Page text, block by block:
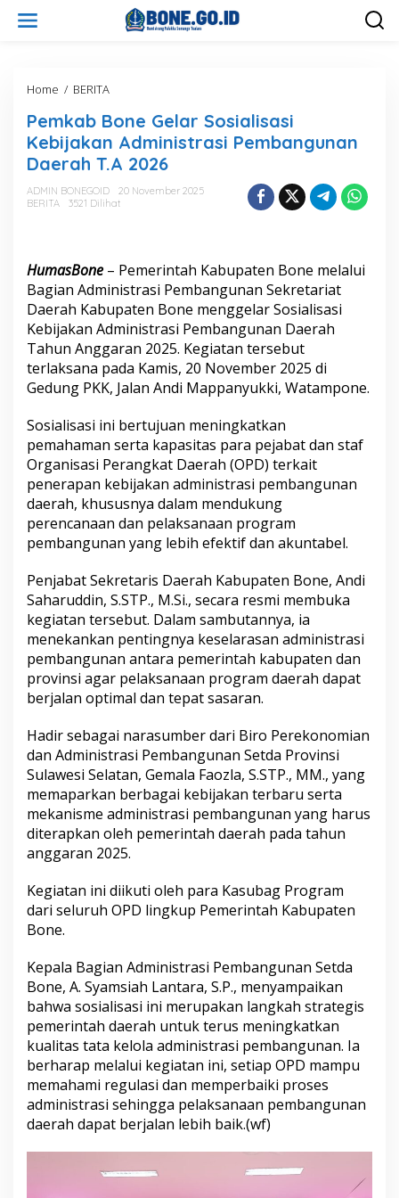
Home / BERITA
m
k
a
b
o
a
r
S
o
s
i
a
i
s
a
s
i
K
e
b
a
k
a
n
d
m
i
i
s
t
r
a
s
i
P
e
b
a
n
a
n
D
a
e
r
a
h
T
.
A
0
Pemkab Bone Gelar Sosialisasi
Kebijakan Administrasi Pembangunan
Daerah T.A 2026
ADMIN BONEGOID
20 November 2025
BERITA
3521 Dilihat
HumasBone – Pemerintah Kabupaten Bone melalui
Bagian Administrasi Pembangunan Sekretariat
Daerah Kabupaten Bone menggelar Sosialisasi
Kebijakan Administrasi Pembangunan Daerah
Tahun Anggaran 2025. Kegiatan tersebut
terlaksana pada Kamis, 20 November 2025 di
Gedung PKK, Jalan Andi Mappanyukki, Watampone.
Sosialisasi ini bertujuan meningkatkan
pemahaman serta kapasitas para pejabat dan staf
Organisasi Perangkat Daerah (OPD) terkait
penerapan kebijakan administrasi pembangunan
daerah, khususnya dalam mendukung
perencanaan dan pelaksanaan program
pembangunan yang lebih efektif dan akuntabel.
Penjabat Sekretaris Daerah Kabupaten Bone, Andi
Saharuddin, S.STP., M.Si., secara resmi membuka
kegiatan tersebut. Dalam sambutannya, ia
menekankan pentingnya keselarasan administrasi
pembangunan antara pemerintah kabupaten dan
provinsi agar pelaksanaan program daerah dapat
berjalan optimal dan tepat sasaran.
Hadir sebagai narasumber dari Biro Perekonomian
dan Administrasi Pembangunan Setda Provinsi
Sulawesi Selatan, Gemala Faozla, S.STP., MM., yang
memaparkan berbagai kebijakan terbaru serta
mekanisme administrasi pembangunan yang harus
diterapkan oleh pemerintah daerah pada tahun
anggaran 2025.
Kegiatan ini diikuti oleh para Kasubag Program
dari seluruh OPD lingkup Pemerintah Kabupaten
Bone.
Kepala Bagian Administrasi Pembangunan Setda
Bone, A. Syamsiah Lantara, S.P., menyampaikan
bahwa sosialisasi ini merupakan langkah strategis
pemerintah daerah untuk terus meningkatkan
kualitas tata kelola administrasi pembangunan. Ia
berharap melalui kegiatan ini, setiap OPD mampu
memahami regulasi dan memperbaiki proses
administrasi sehingga pelaksanaan pembangunan
daerah dapat berjalan lebih baik.(wf)